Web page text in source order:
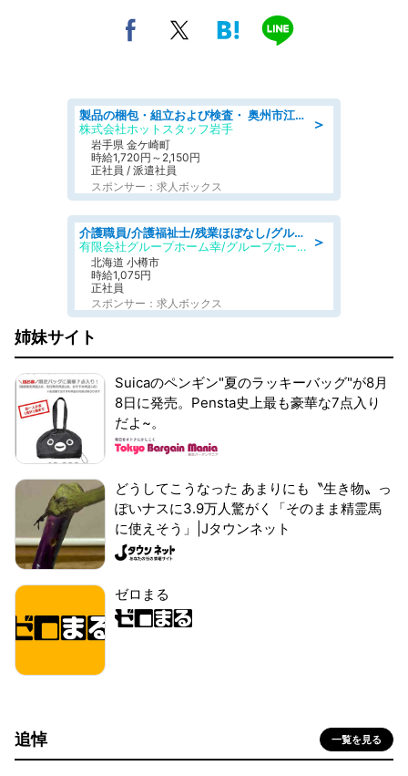
＞
製品の梱包・組立および検査・ 奥州市江刺/大手企業で長期安定 梱包・検査・組立/半年経過毎に5万円の報奨金有
株式会社ホットスタッフ岩手
岩手県 金ケ崎町
時給1,720円～2,150円
正社員 / 派遣社員
スポンサー：求人ボックス
＞
介護職員/介護福祉士/残業ほぼなし/グループホームの介護職/日勤のみ
有限会社グループホーム幸/グループホーム 幸
北海道 小樽市
時給1,075円
正社員
スポンサー：求人ボックス
姉妹サイト
Suicaのペンギン"夏のラッキーバッグ"が8月
8日に発売。Pensta史上最も豪華な7点入り
だよ~。
どうしてこうなった あまりにも〝生き物〟っ
ぽいナスに3.9万人驚がく「そのまま精霊馬
に使えそう」|Jタウンネット
ゼロまる
追悼 一覧を見る